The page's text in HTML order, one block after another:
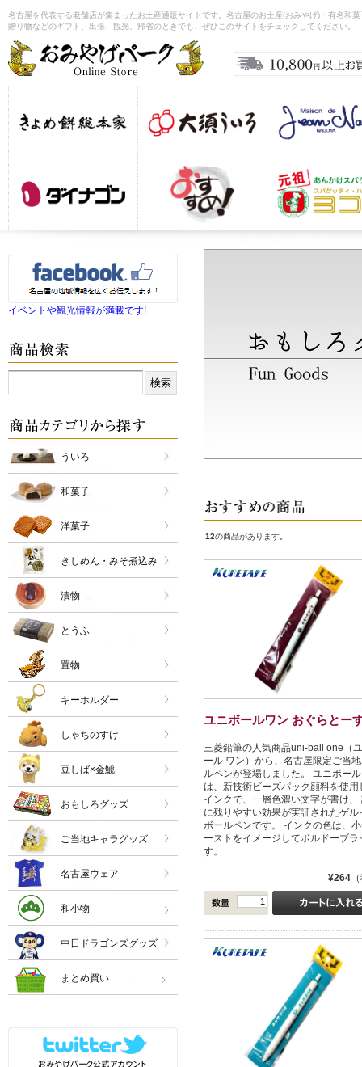
名古屋を代表する老舗店が集まったお土産通販サイトです。名古屋のお土産(おみやげ)・有名
贈り物などのギフト、出張、観光、帰省のときでも、ぜひこのサイトをチェックしてください。
12の商品があります。
ユニボールワン おぐらとー
三菱鉛筆の人気商品uni-ball one（
ール ワン）から、名古屋限定ご当
ルペンが登場しました。 ユニボー
は、新技術ビーズパック顔料を使用
インクで、一層色濃い文字が書け、
に残りやすい効果が実証されたゲル
ボールペンです。 インクの色は、
ーストをイメージしてボルドーブラ
す。
¥264
イベントや観光情報が満載です!
ういろ
和菓子
洋菓子
きしめん・みそ煮込み
漬物
とうふ
置物
キーホルダー
しゃちのすけ
豆しば×金鯱
おもしろグッズ
ご当地キャラグッズ
名古屋ウェア
和小物
中日ドラゴンズグッズ
まとめ買い